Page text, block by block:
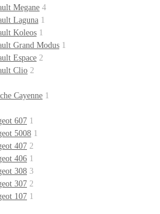
Megane 4
Laguna 1
Koleos 1
Grand Modus 1
Espace 2
Clio 2
Cayenne 1
607 1
5008 1
407 2
406 1
308 3
307 2
107 1